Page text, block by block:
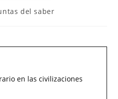
del saber
en las civilizaciones